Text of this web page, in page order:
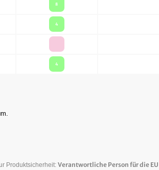
8
4
4
Produktsicherheit: Verantwortliche Person für die EU